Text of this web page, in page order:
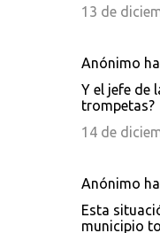
13 de
Anónimo
Y el jefe de
trompetas?
14 de
Anónimo
Esta
municipio